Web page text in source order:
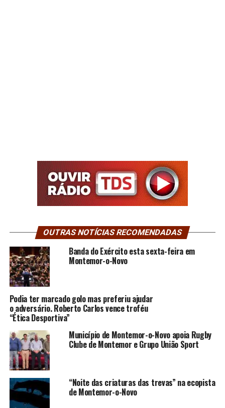
OUTRAS NOTÍCIAS RECOMENDADAS
Banda do Exército esta sexta-feira em
Montemor-o-Novo
Podia ter marcado golo mas preferiu ajudar
o adversário. Roberto Carlos vence troféu
“Ética Desportiva”
Município de Montemor-o-Novo apoia Rugby
Clube de Montemor e Grupo União Sport
“Noite das criaturas das trevas” na ecopista
de Montemor-o-Novo